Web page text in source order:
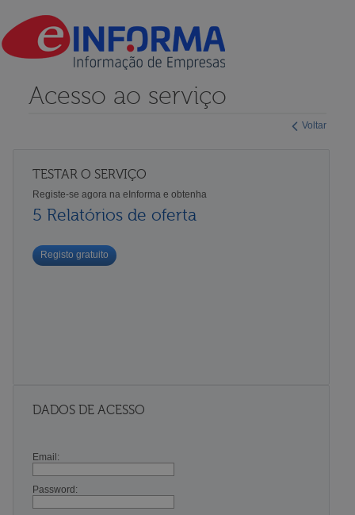
Voltar
Acesso ao serviço
TESTAR O SERVIÇO
Registe-se agora na eInforma e obtenha
5 Relatórios de oferta
Registo gratuito
DADOS DE ACESSO
Email:
Password: